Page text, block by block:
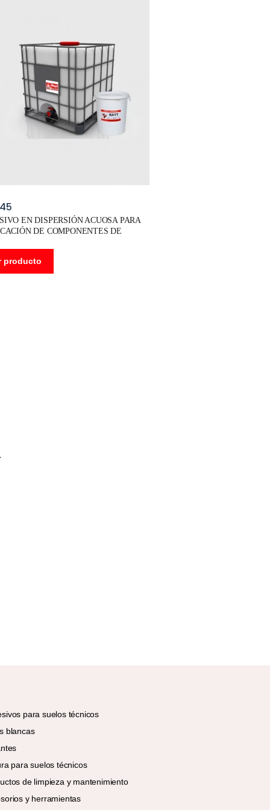
EN DISPERSIÓN ACUOSA PARA
DE COMPONENTES DE
producto
para suelos técnicos
blancas
para suelos técnicos
de limpieza y mantenimiento
y herramientas